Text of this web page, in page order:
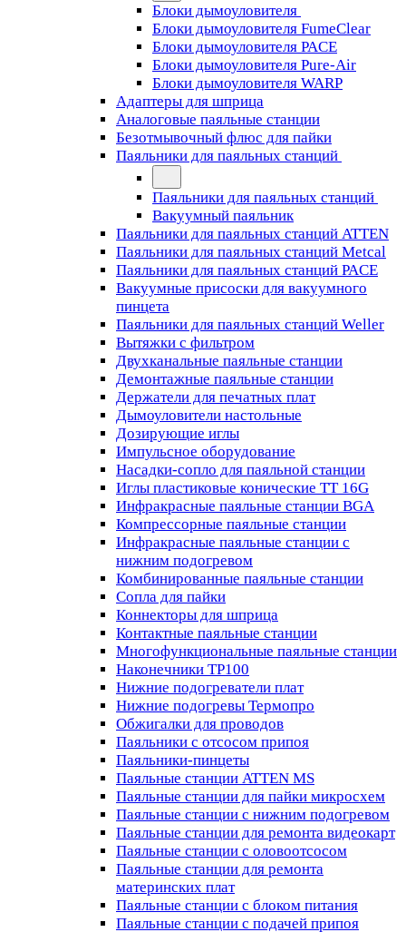
Блоки дымоуловителя
Блоки дымоуловителя FumeClear
Блоки дымоуловителя PACE
Блоки дымоуловителя Pure-Air
Блоки дымоуловителя WARP
Адаптеры для шприца
Аналоговые паяльные станции
Безотмывочный флюс для пайки
Паяльники для паяльных станций
Паяльники для паяльных станций
Вакуумный паяльник
Паяльники для паяльных станций ATTEN
Паяльники для паяльных станций Metcal
Паяльники для паяльных станций PACE
Вакуумные присоски для вакуумного
пинцета
Паяльники для паяльных станций Weller
Вытяжки с фильтром
Двухканальные паяльные станции
Демонтажные паяльные станции
Держатели для печатных плат
Дымоуловители настольные
Дозирующие иглы
Импульсное оборудование
Насадки-сопло для паяльной станции
Иглы пластиковые конические TT 16G
Инфракрасные паяльные станции BGA
Компрессорные паяльные станции
Инфракрасные паяльные станции с
нижним подогревом
Комбинированные паяльные станции
Сопла для пайки
Коннекторы для шприца
Контактные паяльные станции
Многофункциональные паяльные станции
Наконечники TP100
Нижние подогреватели плат
Нижние подогревы Термопро
Обжигалки для проводов
Паяльники с отсосом припоя
Паяльники-пинцеты
Паяльные станции ATTEN MS
Паяльные станции для пайки микросхем
Паяльные станции с нижним подогревом
Паяльные станции для ремонта видеокарт
Паяльные станции с оловоотсосом
Паяльные станции для ремонта
материнских плат
Паяльные станции с блоком питания
Паяльные станции с подачей припоя